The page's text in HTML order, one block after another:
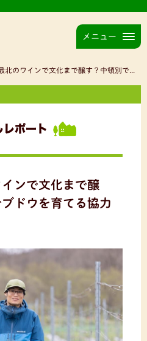
メニュー
のワインで文化まで醸す？中頓別でブドウを育てる協力隊
レポート
ンで文化まで醸
ドウを育てる協力